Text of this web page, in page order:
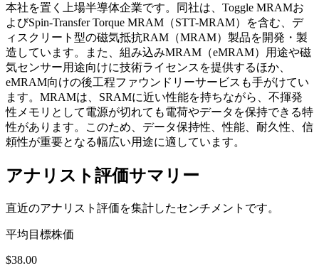
本社を置く上場半導体企業です。同社は、Toggle MRAMお
よびSpin-Transfer Torque MRAM（STT-MRAM）を含む、デ
ィスクリート型の磁気抵抗RAM（MRAM）製品を開発・製
造しています。また、組み込みMRAM（eMRAM）用途や磁
気センサー用途向けに技術ライセンスを提供するほか、
eMRAM向けの後工程ファウンドリーサービスも手がけてい
ます。MRAMは、SRAMに近い性能を持ちながら、不揮発
性メモリとして電源が切れても電荷やデータを保持できる特
性があります。このため、データ保持性、性能、耐久性、信
頼性が重要となる幅広い用途に適しています。
アナリスト評価サマリー
直近のアナリスト評価を集計したセンチメントです。
平均目標株価
$38.00